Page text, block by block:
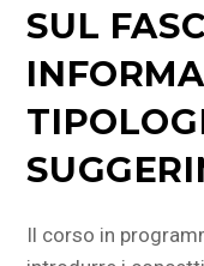
SUL
Il corso in